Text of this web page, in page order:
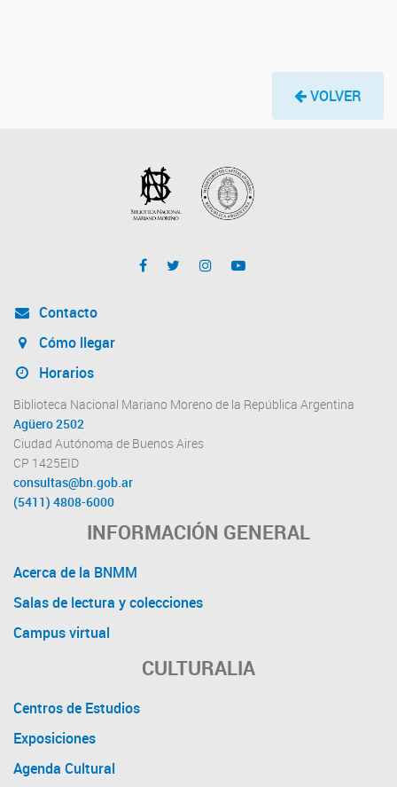
VOLVER
Contacto
Cómo llegar
Horarios
Biblioteca Nacional Mariano Moreno de la República Argentina
Agüero 2502
Ciudad Autónoma de Buenos Aires
CP 1425EID
consultas@bn.gob.ar
(5411) 4808-6000
INFORMACIÓN GENERAL
Acerca de la BNMM
Salas de lectura y colecciones
Campus virtual
CULTURALIA
Centros de Estudios
Exposiciones
Agenda Cultural